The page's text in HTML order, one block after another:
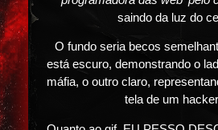
saindo da luz do
O fundo seria becos
está escuro, demonstrando o
máfia, o outro claro,
tela de um